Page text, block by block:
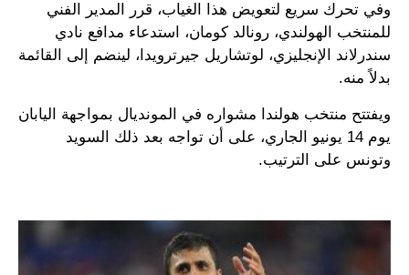
وفي تحرك سريع لتعويض هذا الغياب، قرر المدير الفني
للمنتخب الهولندي، رونالد كومان، استدعاء مدافع نادي
سندرلاند الإنجليزي، لوتشاريل جيرترويدا، لينضم إلى القائمة
بدلاً منه.
ويفتتح منتخب هولندا مشواره في المونديال بمواجهة اليابان
يوم 14 يونيو الجاري، على أن تواجه بعد ذلك السويد
وتونس على الترتيب.